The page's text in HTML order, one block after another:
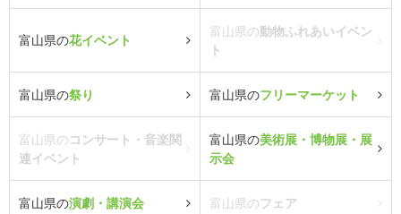
富山県の花イベント
富山県の動物ふれあいイベン
ト
富山県の祭り 富山県のフリーマーケット
富山県のコンサート・音楽関
連イベント
富山県の美術展・博物展・展
示会
富山県の演劇・講演会 富山県のフェア